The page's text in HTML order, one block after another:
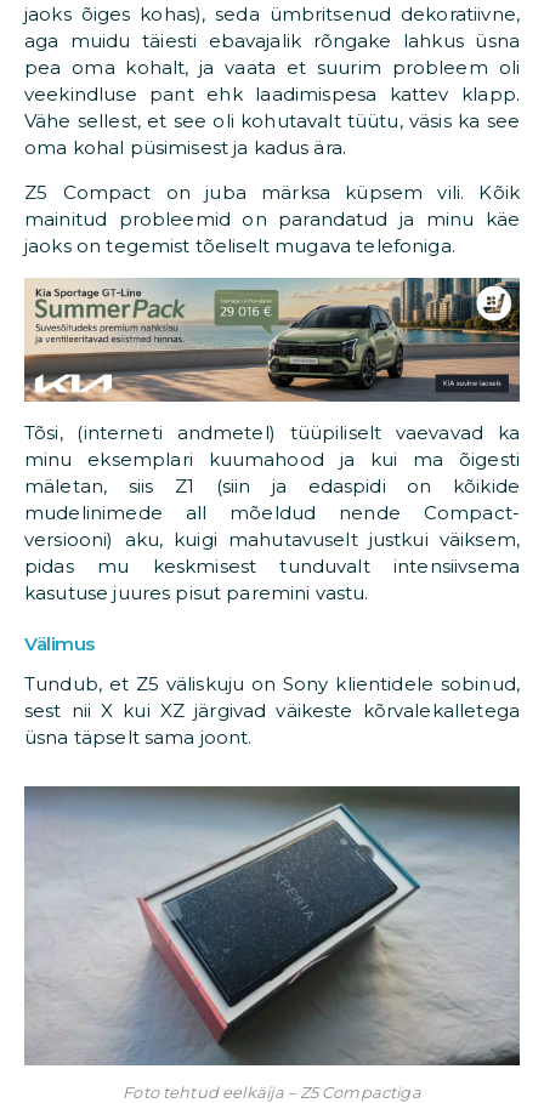
jaoks õiges kohas), seda ümbritsenud dekoratiivne,
aga muidu täiesti ebavajalik rõngake lahkus üsna
pea oma kohalt, ja vaata et suurim probleem oli
veekindluse pant ehk laadimispesa kattev klapp.
Vähe sellest, et see oli kohutavalt tüütu, väsis ka see
oma kohal püsimisest ja kadus ära.
Z5 Compact on juba märksa küpsem vili. Kõik
mainitud probleemid on parandatud ja minu käe
jaoks on tegemist tõeliselt mugava telefoniga.
Tõsi, (interneti andmetel) tüüpiliselt vaevavad ka
minu eksemplari kuumahood ja kui ma õigesti
mäletan, siis Z1 (siin ja edaspidi on kõikide
mudelinimede all mõeldud nende Compact-
versiooni) aku, kuigi mahutavuselt justkui väiksem,
pidas mu keskmisest tunduvalt intensiivsema
kasutuse juures pisut paremini vastu.
Välimus
Tundub, et Z5 väliskuju on Sony klientidele sobinud,
sest nii X kui XZ järgivad väikeste kõrvalekalletega
üsna täpselt sama joont.
Foto tehtud eelkäija – Z5 Compactiga